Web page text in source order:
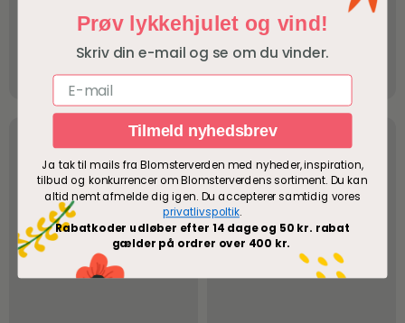
Prøv lykkehjulet og vind!
Skriv din e-mail og se om du vinder.
E-mail
Tilmeld nyhedsbrev
Ja tak til mails fra Blomsterverden med nyheder, inspiration,
tilbud og konkurrencer om Blomsterverdens sortiment. Du kan
altid nemt afmelde dig igen. Du accepterer samtidig vores
privatlivspoltik.
Rabatkoder udløber efter 14 dage og 50 kr. rabat
gælder på ordrer over 400 kr.